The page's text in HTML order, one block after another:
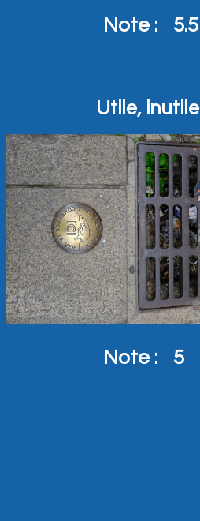
Note : 5.5
Utile, inutile
Note : 5